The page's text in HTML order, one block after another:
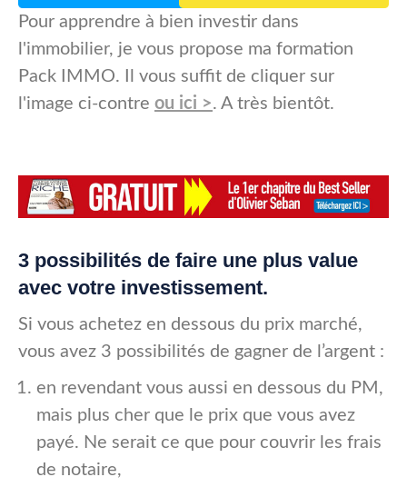
Pour apprendre à bien investir dans
l'immobilier, je vous propose ma formation
Pack IMMO. Il vous suffit de cliquer sur
l'image ci-contre ou ici >. A très bientôt.
3 possibilités de faire une plus value
avec votre investissement.
Si vous achetez en dessous du prix marché,
vous avez 3 possibilités de gagner de l’argent :
en revendant vous aussi en dessous du PM,
mais plus cher que le prix que vous avez
payé. Ne serait ce que pour couvrir les frais
de notaire,